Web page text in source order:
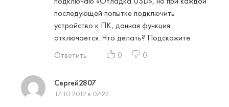
последующей попытке подключить
устройство к ПК, данная функция
отключается. Что делать? Подскажите…
Ответить
0 0
Сергей2807
17.10.2012 в 07:22